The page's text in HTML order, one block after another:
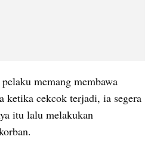
memang membawa
ketika cekcok terjadi, ia segera
itu lalu melakukan